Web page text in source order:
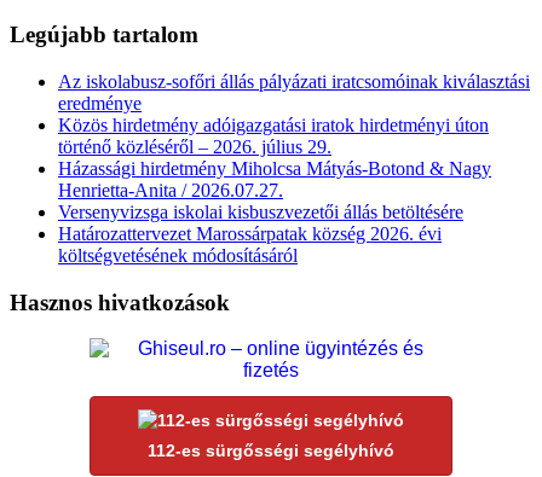
Legújabb tartalom
Az iskolabusz-sofőri állás pályázati iratcsomóinak kiválasztási
eredménye
Közös hirdetmény adóigazgatási iratok hirdetményi úton
történő közléséről – 2026. július 29.
Házassági hirdetmény Miholcsa Mátyás-Botond & Nagy
Henrietta-Anita / 2026.07.27.
Versenyvizsga iskolai kisbuszvezetői állás betöltésére
Határozattervezet Marossárpatak község 2026. évi
költségvetésének módosításáról
Hasznos hivatkozások
112-es sürgősségi segélyhívó